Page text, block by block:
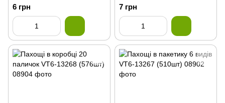
6 грн
(600)
7 грн